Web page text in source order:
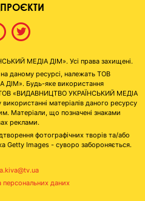
МЕДІА ДІМ». Усі права захищені.
на даному ресурсі, належать ТОВ
Будь-яке використання
ТОВ «ВИДАВНИЦТВО УКРАЇНСЬКИЙ МЕДІА
матеріалів даного ресурсу
Матеріали, що позначені знаками
реклами.
фотографічних творів та/або
Getty Images - суворо забороняється.
a.kiva@tv.ua
персональних даних